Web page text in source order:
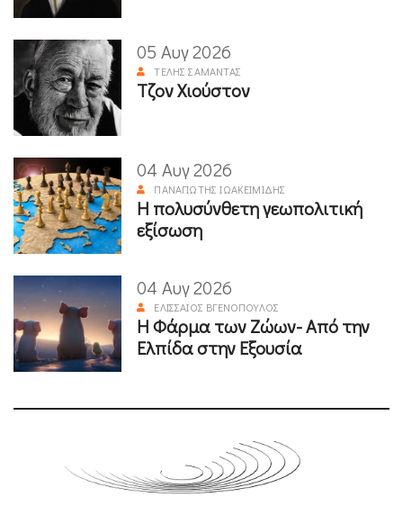
05 Αυγ 2026
ΤΈΛΗΣ ΣΑΜΑΝΤΆΣ
Τζον Χιούστον
04 Αυγ 2026
ΠΑΝΑΓΙΏΤΗΣ ΙΩΑΚΕΙΜΊΔΗΣ
Η πολυσύνθετη γεωπολιτική
εξίσωση
04 Αυγ 2026
ΕΛΙΣΣΑΊΟΣ ΒΓΕΝΌΠΟΥΛΟΣ
Η Φάρμα των Ζώων- Από την
Ελπίδα στην Εξουσία